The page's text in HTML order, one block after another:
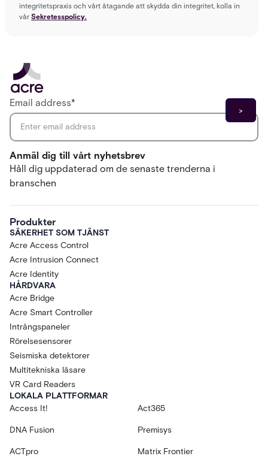
integritetspraxis och vårt åtagande att skydda din integritet, kolla in
vår Sekretesspolicy.
Anmäl dig till vårt nyhetsbrev
Håll dig uppdaterad om de senaste trenderna i
branschen
Email address*
Produkter
SÄKERHET SOM TJÄNST
Acre Access Control
Acre Intrusion Connect
Acre Identity
HÅRDVARA
Acre Bridge
Acre Smart Controller
Intrångspaneler
Rörelsesensorer
Seismiska detektorer
Multitekniska läsare
VR Card Readers
LOKALA PLATTFORMAR
Access It!
Act365
DNA Fusion Premisys
ACTpro Matrix Frontier